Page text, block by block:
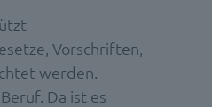
Vorschriften,
werden.
Da ist es